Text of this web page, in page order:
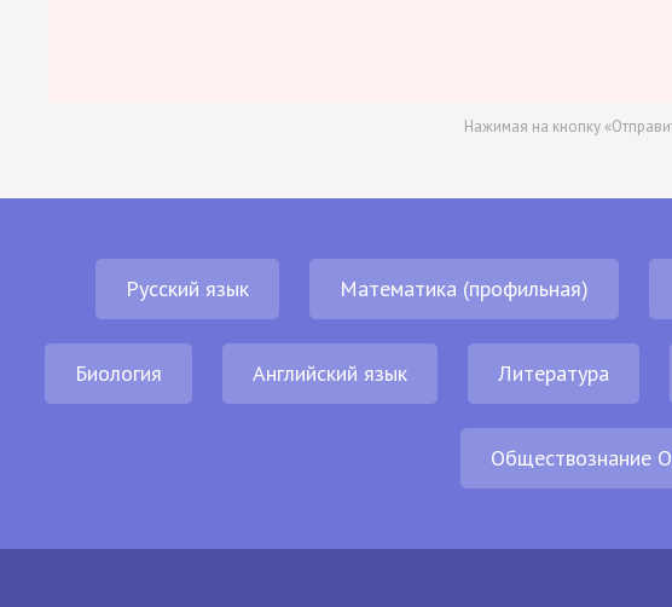
Нажимая на кнопку
Русский язык Математика (профильная)
Биология Английский язык Литература
Обществознание